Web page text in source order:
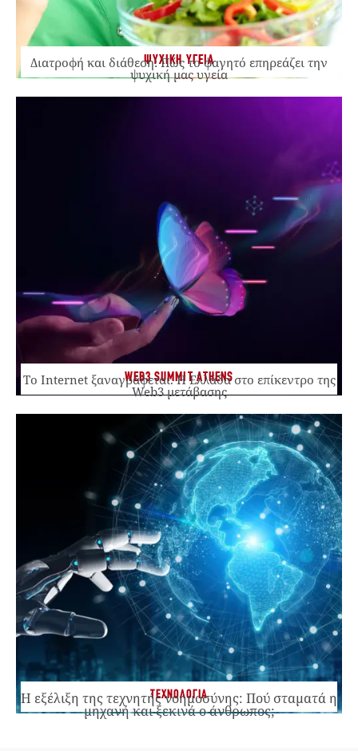
ΨΥΧΙΚΗ ΥΓΕΙΑ
Διατροφή και διάθεση: Πώς το φαγητό επηρεάζει την
ψυχική μας υγεία
WEB3 SUMMIT ATHENS
Το Internet ξαναγράφεται. Η Ελλάδα στο επίκεντρο της
Web3 μετάβασης
ΤΕΧΝΟΛΟΓΙΑ
Η εξέλιξη της τεχνητής νοημοσύνης: Πού σταματά η
μηχανή και ξεκινά ο άνθρωπος;